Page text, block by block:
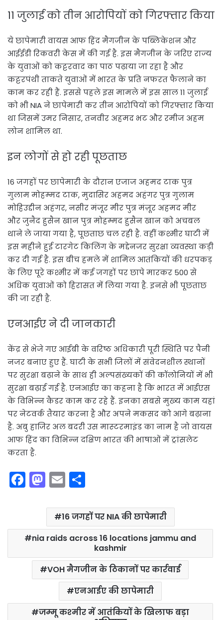
11 जुलाई को तीन आरोपियों को गिरफ्तार किया
ये छापेमारी वायस आफ हिंद मैगजीन के पब्लिकेशन और
आईईडी रिकवरी केस में की गई है. इस मैगजीन के जरिए राज्‍य
के युवाओं को कट्टरवाद का पाठ पढ़ाया जा रहा है और
कट्टरपंथी ताकते युवाओं में भारत के प्रति नफरत फैलाने का
काम कर रही हैं. इससे पहले इस मामले में इस साल 11 जुलाई
को भी NIA ने छापेमारी कर तीन आरोपियों को गिरफ्तार किया
था जिसमें उमर निसार, तनवीर अहमद भट और रमीज अहम
लोन शामिल था.
इन लोगों से हो रही पूछताछ
16 जगहों पर छापेमारी के दौरान एजाज अहमद टाक पुत्र
गुलाम मोहम्मद टाक, मुदासिर अहमद अहंगर पुत्र गुलाम
मोहिउद्दीन अहंगर, नसीर मंजूर मीर पुत्र मंज़ूर अहमद मीर
और जुनैद हुसैन खान पुत्र मोहम्मद हुसैन खान को अचबल
थाने ले जाया गया है, पूछताछ चल रही है. वहीं कश्मीर घाटी में
इस महीने हुई टारगेट किलिंग के मद्देनजर सुरक्षा व्यवस्था कड़ी
कर दी गई है. इस बीच हमले में शामिल आतंकियों की धरपकड़
के लिए पूरे कश्मीर में कई जगहों पर छापे मारकर 500 से
अधिक युवाओं को हिरासत में लिया गया है. इनसे भी पूछताछ
की जा रही है.
एनआईए ने दी जानकारी
केंद्र से भेजे गए आईबी के वरिष्ठ अधिकारी पूरी स्थिति पर पैनी
नजर बनाए हुए हैं. घाटी के सभी जिलों में संवेदनशील स्थानों
पर सुरक्षा बढ़ाने के साथ ही अल्पसंख्यकों की कॉलोनियों में भी
सुरक्षा बढ़ाई गई है. एनआईए का कहना है कि भारत में आईएस
के विभिन्‍न कैडर काम कर रहे हैं. इनका सबसे मुख्‍य काम यहां
पर नेटवर्क तैयार करना है और अपने मकसद को आगे बढ़ाना
है. अबु हाजिर अल बदरी उस मास्‍टरमाइंड का नाम है जो वायस
आफ हिंद का विभिन्‍न दक्षिण भारत की भाषाओं में ट्रांसलेट
करता है.
F
a
e
b
o
o
M
a
st
o
d
o
n
E
m
ai
l
ar
e
16 जगहों पर NIA की छापेमारी
nia raids across 16 locations jammu and
kashmir
VOH मैगजीन के ठिकानों पर कार्रवाई
एनआईए की छापेमारी
जम्‍मू कश्‍मीर में आतंकियों के खिलाफ बड़ा